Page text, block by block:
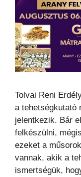
Tolvai Reni
a tehetségkutató
jelentkezik. Bár
felkészülni,
ezeket a
vannak, akik a
ismertségük,